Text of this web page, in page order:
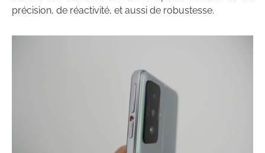
précision, de réactivité, et aussi de robustesse.